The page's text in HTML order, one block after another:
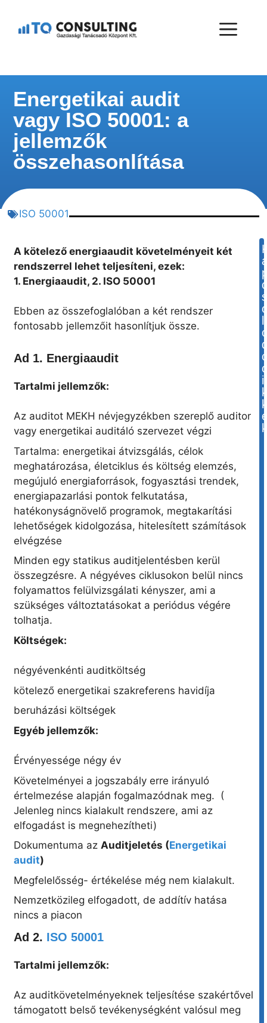
Energetikai audit
vagy ISO 50001: a
jellemzők
összehasonlítása
ISO 50001
A kötelező energiaaudit követelményeit két
rendszerrel lehet teljesíteni, ezek:
1. Energiaaudit, 2. ISO 50001
Ebben az összefoglalóban a két rendszer
fontosabb jellemzőit hasonlítjuk össze.
Ad 1. Energiaaudit
Tartalmi jellemzők:
Az auditot MEKH névjegyzékben szereplő auditor
vagy energetikai auditáló szervezet végzi
Tartalma: energetikai átvizsgálás, célok
meghatározása, életciklus és költség elemzés,
megújuló energiaforrások, fogyasztási trendek,
energiapazarlási pontok felkutatása,
hatékonyságnövelő programok, megtakarítási
lehetőségek kidolgozása, hitelesített számítások
elvégzése
Minden egy statikus auditjelentésben kerül
összegzésre. A négyéves ciklusokon belül nincs
folyamattos felülvizsgálati kényszer, ami a
szükséges változtatásokat a periódus végére
tolhatja.
Költségek:
négyévenkénti auditköltség
kötelező energetikai szakreferens havidíja
beruházási költségek
Egyéb jellemzők:
Érvényessége négy év
Követelményei a jogszabály erre irányuló
értelmezése alapján fogalmazódnak meg. (
Jelenleg nincs kialakult rendszere, ami az
elfogadást is megnehezítheti)
Dokumentuma az Auditjeletés (Energetikai
audit)
Megfelelősség- értékelése még nem kialakult.
Nemzetközileg elfogadott, de addítív hatása
nincs a piacon
Ad 2. ISO 50001
Tartalmi jellemzők:
Az auditkövetelményeknek teljesítése szakértővel
támogatott belső tevékenységként valósul meg
i